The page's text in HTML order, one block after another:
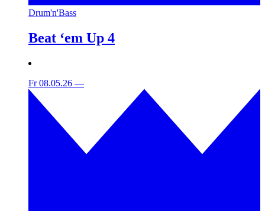
Drum'n'Bass
Beat ‘em Up 4
Fr 08.05.26 —